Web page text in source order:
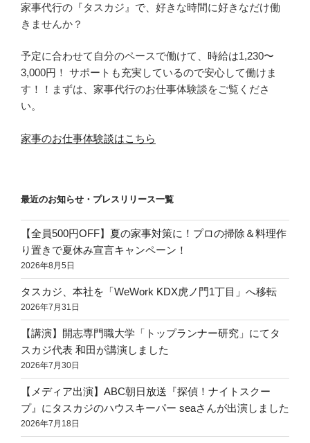
家事代行の『タスカジ』で、好きな時間に好きなだけ働
きませんか？
予定に合わせて自分のペースで働けて、時給は1,230〜
3,000円！ サポートも充実しているので安心して働けま
す！！まずは、家事代行のお仕事体験談をご覧くださ
い。
家事のお仕事体験談はこちら
最近のお知らせ・プレスリリース一覧
【全員500円OFF】夏の家事対策に！プロの掃除＆料理作
り置きで夏休み宣言キャンペーン！
2026年8月5日
タスカジ、本社を「WeWork KDX虎ノ門1丁目」へ移転
2026年7月31日
【講演】開志専門職大学「トップランナー研究」にてタ
スカジ代表 和田が講演しました
2026年7月30日
【メディア出演】ABC朝日放送『探偵！ナイトスクー
プ』にタスカジのハウスキーパー seaさんが出演しました
2026年7月18日